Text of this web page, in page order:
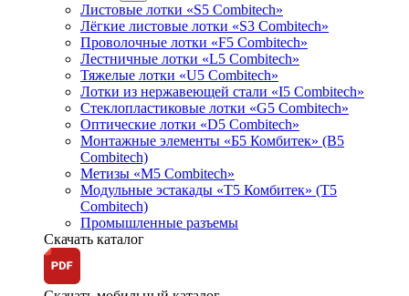
Листовые лотки «S5 Combitech»
Лёгкие листовые лотки «S3 Combitech»
Проволочные лотки «F5 Combitech»
Лестничные лотки «L5 Combitech»
Тяжелые лотки «U5 Combitech»
Лотки из нержавеющей стали «I5 Combitech»
Стеклопластиковые лотки «G5 Combitech»
Оптические лотки «D5 Combitech»
Монтажные элементы «Б5 Комбитек» (B5
Combitech)
Метизы «M5 Combitech»
Модульные эстакады «Т5 Комбитек» (T5
Combitech)
Промышленные разъемы
Скачать каталог